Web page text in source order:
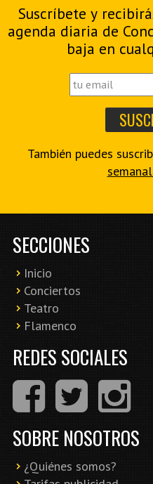
Suscríbete y
agenda diaria de
baja en
También puedes
SECCIONES
Inicio
Conciertos
Teatro
Flamenco
REDES SOCIALES
SOBRE NOSOTROS
¿Quiénes somos?